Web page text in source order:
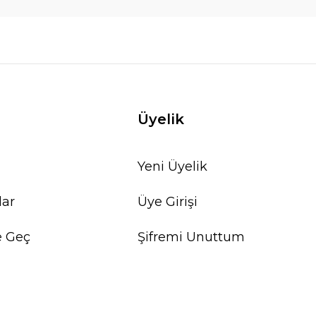
Geç
Üyelik
Yeni Üyelik
Üye Girişi
Şifremi Unuttum